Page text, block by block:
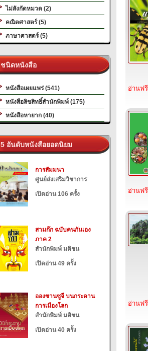
ไม่สังกัดหมวด (2)
คณิตศาสตร์ (5)
ภาษาศาสตร์ (5)
ชนิดหนังสือ
หนังสือเผยแพร่ (541)
หนังสือลิขสิทธิ์สำนักพิมพ์ (175)
หนังสือหายาก (40)
5 อันดับหนังสือยอดนิยม
การสัมมนา
ศูนย์ส่งเสริมวิชาการ
เปิดอ่าน 106 ครั้ง
สามก๊ก ฉบับคนกันเอง
ภาค 2
สำนักพิมพ์ มติชน
เปิดอ่าน 49 ครั้ง
อองซานซูจี บนกระดาน
การเมืองโลก
สำนักพิมพ์ มติชน
เปิดอ่าน 40 ครั้ง
อ่านฟรี
อ่านฟรี
อ่านฟรี